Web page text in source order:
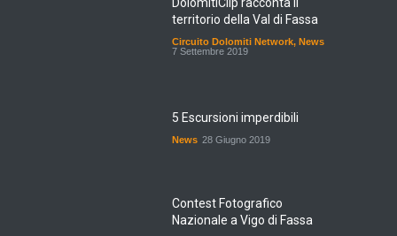
territorio della Val di Fassa
Circuito Dolomiti Network, News
7 Settembre 2019
5 Escursioni imperdibili
News 28 Giugno 2019
Contest Fotografico
Nazionale a Vigo di Fassa